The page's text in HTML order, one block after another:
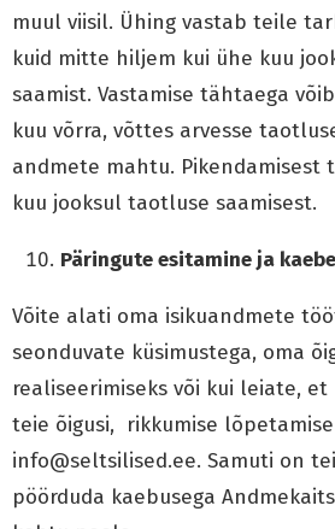
muul viisil. Ühing vastab teile
kuid mitte hiljem kui ühe kuu
saamist. Vastamise tähtaega
kuu võrra, võttes arvesse
andmete mahtu. Pikendamisest
kuu jooksul taotluse saamisest.
Päringute esitamine ja
Võite alati oma isikuandmete
seonduvate küsimustega, oma
realiseerimiseks või kui leiate,
teie õigusi, rikkumise
info@seltsilised.ee. Samuti on
pöörduda kaebusega